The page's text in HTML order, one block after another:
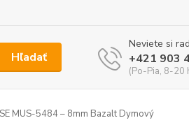
Hľadať
Neviete si
+421 903
(Po-Pia, 8-20
MUS-5484 – 8mm Bazalt Dymový